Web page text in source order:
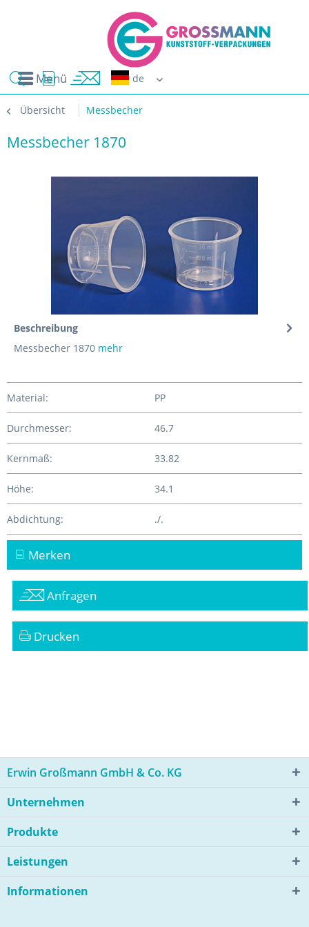
Menü
Übersicht Messbecher
Messbecher 1870
Beschreibung
Messbecher 1870 mehr
Material: PP
Durchmesser: 46.7
Kernmaß: 33.82
Höhe: 34.1
Abdichtung: ./.
Merken
Anfragen
Drucken
Erwin Großmann GmbH & Co. KG
Unternehmen
Produkte
Leistungen
Informationen